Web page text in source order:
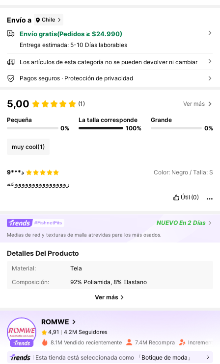
Envío a Chile
Envío gratis(Pedidos ≥ $24.990)
Entrega estimada: 5-10 Días laborables
Los artículos de esta categoría no se pueden devolver ni cambiar
Pagos seguros · Protección de privacidad
5,00 (1) Ver más
Pequeña
0%
La talla corresponde
100%
Grande
0%
muy cool(1)
9***د Color: Negro / Talla: S
روووووووووووووووعه
Útil (0)
#FishnetFits NUEVO En 2 Días
Medias de red y texturas de malla atrevidas para los más osados.
Detalles Del Producto
Material:
Tela
Composición:
92% Poliamida, 8% Elastano
Ver más
ROMWE
4,91
4.2M Seguidores
u***3pagóHace 1 día
4,91 4.2M Seguidores
8.1M Vendido recientemente 7.4M Recompra Incremento
Esta tienda está seleccionada como 「Botique de moda」